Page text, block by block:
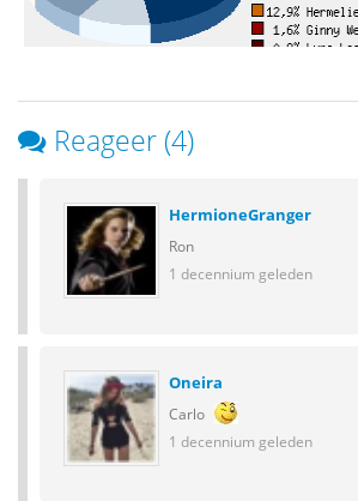
Reageer (4)
HermioneGranger
Ron
1 decennium geleden
Oneira
Carlo
1 decennium geleden